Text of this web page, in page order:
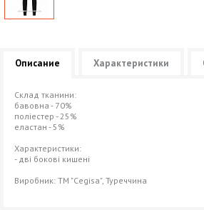
Описание Характеристики
Склад тканини:
бавовна - 70%
поліестер - 25%
еластан - 5%
Характеристики:
- дві бокові кишені
Виробник: ТМ "Cegisa", Туреччина